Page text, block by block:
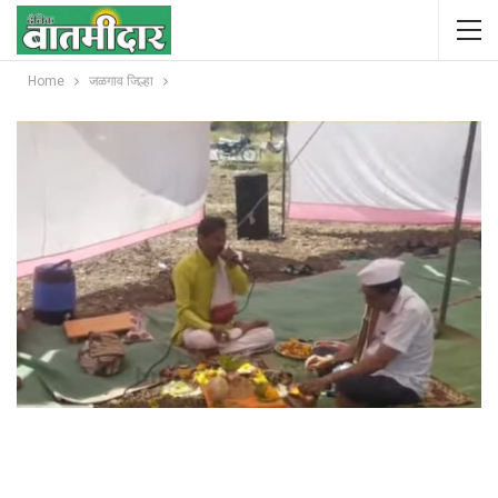
Home जळगाव जिल्हा